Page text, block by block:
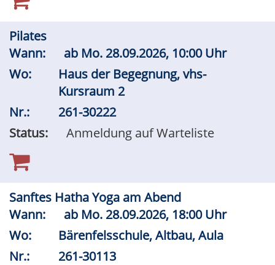
Pilates
Wann:
ab Mo. 28.09.2026, 10:00 Uhr
Wo:
Haus der Begegnung, vhs-
Kursraum 2
Nr.:
261-30222
Status:
Anmeldung auf Warteliste
Sanftes Hatha Yoga am Abend
Wann:
ab Mo. 28.09.2026, 18:00 Uhr
Wo:
Bärenfelsschule, Altbau, Aula
Nr.:
261-30113